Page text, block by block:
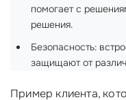
помогает с
решения.
Безопасность:
защищают от
Пример клиента,